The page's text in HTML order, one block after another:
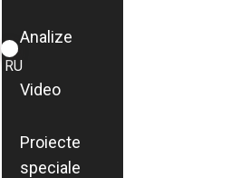
ROMÂNĂ
RU
Analize
Video
Proiecte
speciale